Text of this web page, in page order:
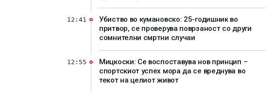
Убиство во кумановско: 25-годишник во
притвор, се проверува поврзаност со други
сомнителни смртни случаи
12:41
Мицкоски: Се воспоставува нов принцип –
спортскиот успех мора да се вреднува во
текот на целиот живот
12:55